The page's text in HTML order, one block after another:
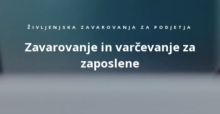
ŽIVLJENJSKA ZAVAROVANJA ZA PODJETJA
Zavarovanje in varčevanje za
zaposlene